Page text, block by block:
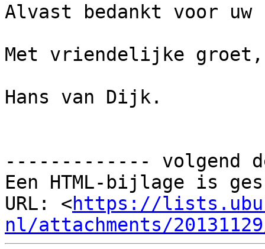
Alvast bedankt voor uw
Met vriendelijke groet,
Hans van Dijk.
------------- volgend
Een HTML-bijlage is
URL: <https://
nl/attachments/